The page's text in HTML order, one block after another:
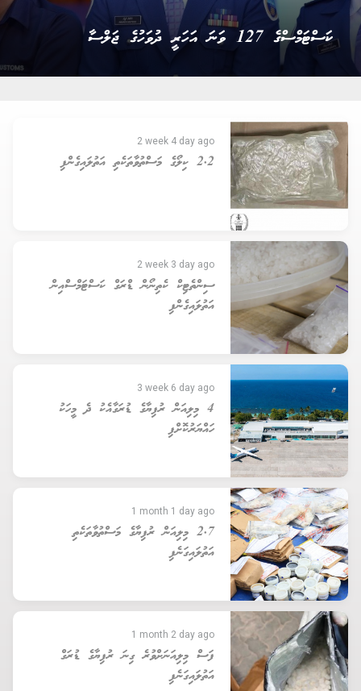
ވިޔަފާރީގެ މަޝްވަރާތައް ކުރުމަށް ދިވެހިން ތަމްރީނުކުރުމުގެ
ޕްރޮގްރާމް ފެށުން
2 week 4 day ago
2.2 ކިލޯގެ މަސްތުވާތަކެތި އަތުލައިގެންފި
2 week 3 day ago
ސިންތެޓިކް ކެތިނޯން ޑްރަގް ކަސްޓަމްސްއިން
އަތުލައިގެންފި
3 week 6 day ago
4 މިލިއަން ރުފިޔާގެ ޑުރަގާއެކު ދެ މީހަކު
ހައްޔަރުކޮށްފި
1 month 1 day ago
2.7 މިލިއަން ރުފިޔާގެ މަސްތުވާތަކެތި
އަތުލައިގަނެފި
1 month 2 day ago
ފަސް މިލިއަނަށްވުރެ ގިނަ ރުފިޔާގެ ޑުރަގް
އަތުލައިގަނެފި